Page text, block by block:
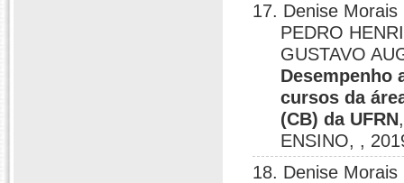
17. Denise Morais
PEDRO
GUSTAVO
Desempenho
cursos da
(CB) da UFRN
ENSINO, ,
18. Denise